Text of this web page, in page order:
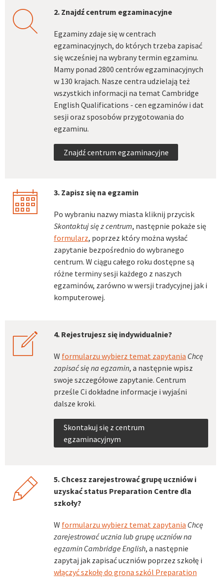
search 2. Znajdź centrum egzaminacyjne
Egzaminy zdaje się w centrach
egzaminacyjnych, do których trzeba zapisać
się wcześniej na wybrany termin egzaminu.
Mamy ponad 2800 centrów egzaminacyjnych
w 130 krajach. Nasze centra udzielają też
wszystkich informacji na temat Cambridge
English Qualifications - cen egzaminów i dat
sesji oraz sposobów przygotowania do
egzaminu.
Znajdź centrum egzaminacyjne
calendar 3. Zapisz się na egzamin
Po wybraniu nazwy miasta kliknij przycisk
Skontaktuj się z centrum, następnie pokaże się
formularz, poprzez który można wysłać
zapytanie bezpośrednio do wybranego
centrum. W ciągu całego roku dostępne są
różne terminy sesji każdego z naszych
egzaminów, zarówno w wersji tradycyjnej jak i
komputerowej.
compose 4. Rejestrujesz się indywidualnie?
W formularzu wybierz temat zapytania Chcę
zapisać się na egzamin, a następnie wpisz
swoje szczegółowe zapytanie. Centrum
prześle Ci dokładne informacje i wyjaśni
dalsze kroki.
Skontakuj się z centrum
egzaminacyjnym
pencil
5. Chcesz zarejestrować grupę uczniów i
uzyskać status Preparation Centre dla
szkoły?
W formularzu wybierz temat zapytania Chcę
zarejestrować ucznia lub grupę uczniów na
egzamin Cambridge English, a następnie
zapytaj jak zapisać uczniów poprzez szkołę i
włączyć szkołę do grona szkól Preparation